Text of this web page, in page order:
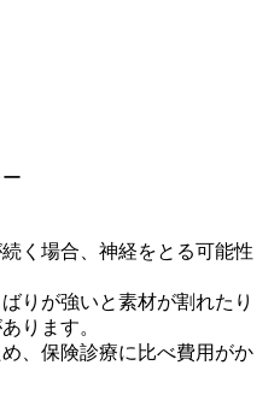
く場合、神経をとる可能性
りが強いと素材が割れたり
ります。
め、保険診療に比べ費用がか